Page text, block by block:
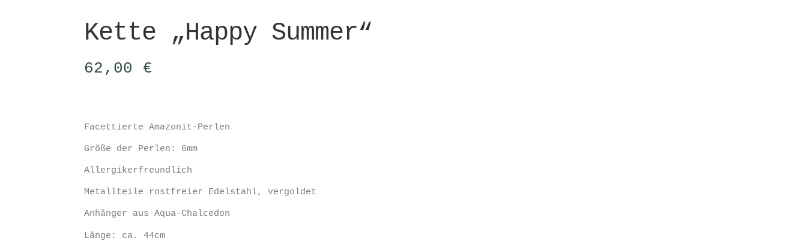
Kette „Happy Summer“
62,00 €
Facettierte Amazonit-Perlen
Größe der Perlen: 6mm
Allergikerfreundlich
Metallteile rostfreier Edelstahl, vergoldet
Anhänger aus Aqua-Chalcedon
Länge: ca. 44cm